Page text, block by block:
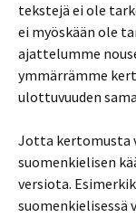
tekstejä ei ole
ei myöskään ole
ajattelumme
ymmärrämme
ulottuvuuden
Jotta kertomusta
suomenkielisen
versiota.
suomenkielisessä